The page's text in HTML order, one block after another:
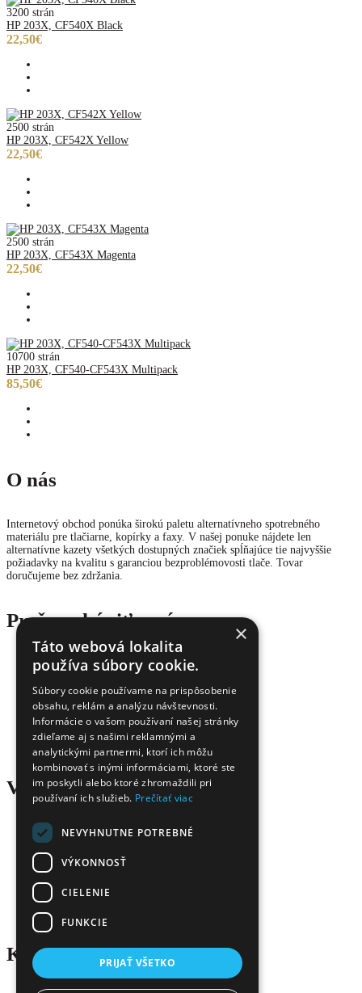
3200 strán
HP 203X, CF540X Black
22,50€
2500 strán
HP 203X, CF542X Yellow
22,50€
2500 strán
HP 203X, CF543X Magenta
22,50€
10700 strán
HP 203X, CF540-CF543X Multipack
85,50€
O nás
Internetový obchod ponúka širokú paletu alternatívneho spotrebného
materiálu pre tlačiarne, kopírky a faxy. V našej ponuke nájdete len
alternatívne kazety všetkých dostupných značiek spĺňajúce tie najvyššie
požiadavky na kvalitu s garanciou bezproblémovosti tlače. Tovar
doručujeme bez zdržania.
Prečo nakúpiť u nás
Úspora nákladov
Doprava zadarmo
Tovar skladom
Ekologická likvidácia tonerov
Množstvo spôsobov platby a dopravy
Ekológia
Všetko o nákupe
Kontaktné informácie
Platba a dodanie
Obchodné podmienky
Ekologická likvidácia tonerov
Záručné a reklamačné podmienky
Ochrana osobných údajov
Kontakt
×
Táto webová lokalita
používa súbory cookie.
Súbory cookie používame na prispôsobenie
obsahu, reklám a analýzu návštevnosti.
Informácie o vašom používaní našej stránky
zdieľame aj s našimi reklamnými a
analytickými partnermi, ktorí ich môžu
kombinovať s inými informáciami, ktoré ste
im poskytli alebo ktoré zhromaždili pri
používaní ich služieb. Prečítať viac
NEVYHNUTNE POTREBNÉ
VÝKONNOSŤ
CIELENIE
FUNKCIE
PRIJAŤ VŠETKO